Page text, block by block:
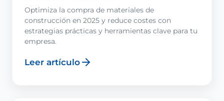
Optimiza la compra de materiales de
construcción en 2025 y reduce costes con
estrategias prácticas y herramientas clave para tu
empresa.
Leer artículo